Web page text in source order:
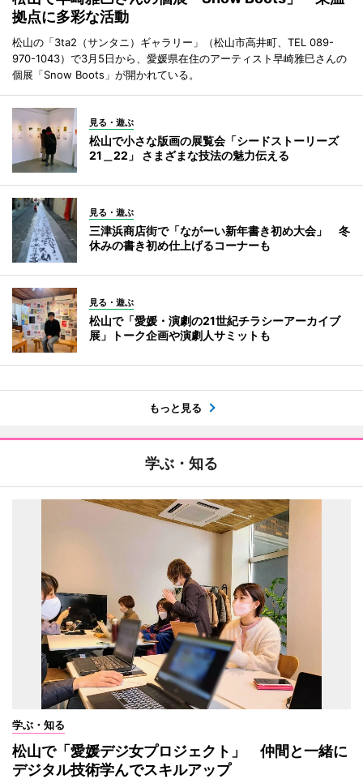
拠点に多彩な活動
松山の「3ta2（サンタニ）ギャラリー」（松山市高井町、TEL 089-
970-1043）で3月5日から、愛媛県在住のアーティスト早崎雅巳さんの
個展「Snow Boots」が開かれている。
見る・遊ぶ
松山で小さな版画の展覧会「シードストーリーズ
21＿22」 さまざまな技法の魅力伝える
見る・遊ぶ
三津浜商店街で「ながーい新年書き初め大会」 冬
休みの書き初め仕上げるコーナーも
見る・遊ぶ
松山で「愛媛・演劇の21世紀チラシーアーカイブ
展」トーク企画や演劇人サミットも
もっと見る
学ぶ・知る
学ぶ・知る
松山で「愛媛デジ女プロジェクト」 仲間と一緒に
デジタル技術学んでスキルアップ